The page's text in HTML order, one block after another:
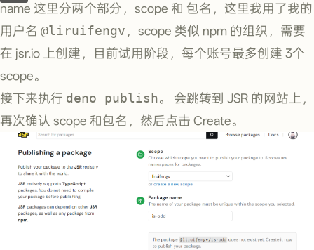
name 这里分两个部分，scope 和 包名，这里我用了我的
用户名 @liruifengv ，scope 类似 npm 的组织，需要
在 jsr.io 上创建，目前试用阶段，每个账号最多创建 3个
scope。
接下来执行 deno publish。 会跳转到 JSR 的网站上，
再次确认 scope 和包名，然后点击 Create。